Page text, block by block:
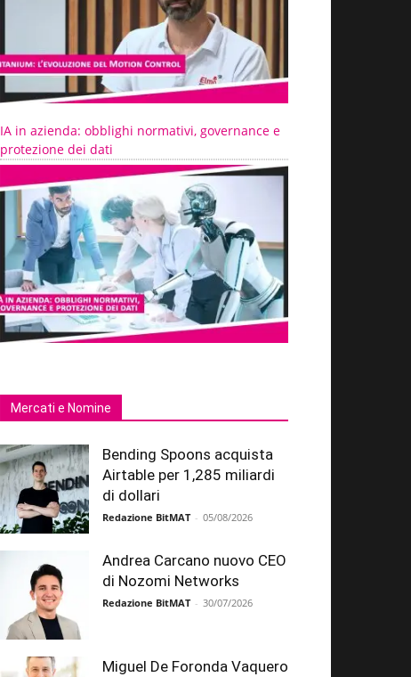
IA in azienda: obblighi normativi, governance e
protezione dei dati
Mercati e Nomine
Bending Spoons acquista
Airtable per 1,285 miliardi
di dollari
Redazione BitMAT - 05/08/2026
Andrea Carcano nuovo CEO
di Nozomi Networks
Redazione BitMAT - 30/07/2026
Miguel De Foronda Vaquero